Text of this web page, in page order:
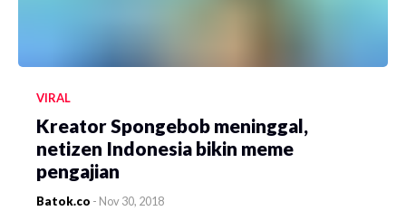
VIRAL
Kreator Spongebob meninggal,
netizen Indonesia bikin meme
pengajian
Batok.co - Nov 30, 2018